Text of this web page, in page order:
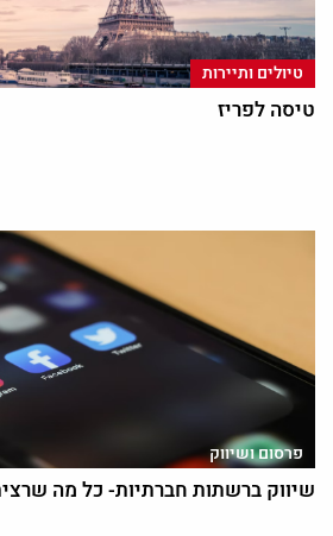
טיולים ותיירות
טיסה לפריז
פרסום ושיווק
שיווק ברשתות חברתיות- כל מה